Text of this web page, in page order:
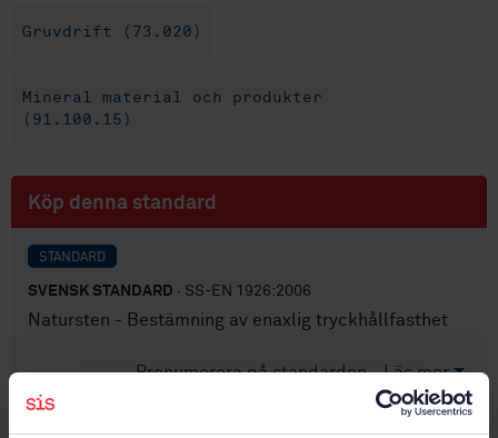
Gruvdrift (73.020)
Mineral material och produkter
(91.100.15)
Köp denna standard
STANDARD
SVENSK STANDARD · SS-EN 1926:2006
Natursten - Bestämning av enaxlig tryckhållfasthet
Prenumerera på standarden - Läs mer
Pris:943 SEK